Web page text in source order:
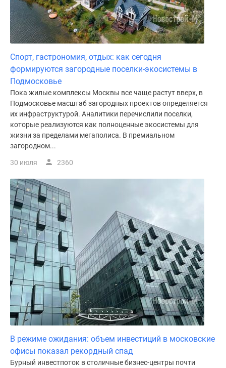
Спорт, гастрономия, отдых: как сегодня
формируются загородные поселки-экосистемы в
Подмосковье
Пока жилые комплексы Москвы все чаще растут вверх, в
Подмосковье масштаб загородных проектов определяется
их инфраструктурой. Аналитики перечислили поселки,
которые реализуются как полноценные экосистемы для
жизни за пределами мегаполиса. В премиальном
загородном...
30 июля 2360
В режиме ожидания: объем инвестиций в московские
офисы показал рекордный спад
Бурный инвестпоток в столичные бизнес-центры почти